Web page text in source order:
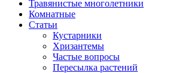
Травянистые многолетники
Комнатные
Статьи
Кустарники
Хризантемы
Частые вопросы
Пересылка растений